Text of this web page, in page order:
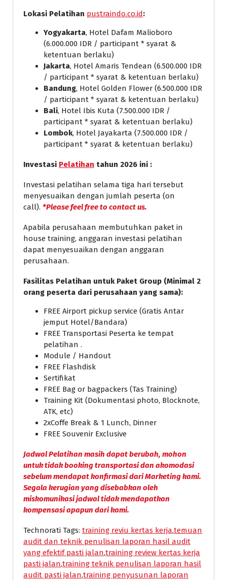
Lokasi Pelatihan pustraindo.co.id:
Yogyakarta, Hotel Dafam Malioboro
(6.000.000 IDR / participant * syarat &
ketentuan berlaku)
Jakarta, Hotel Amaris Tendean (6.500.000 IDR
/ participant * syarat & ketentuan berlaku)
Bandung, Hotel Golden Flower (6.500.000 IDR
/ participant * syarat & ketentuan berlaku)
Bali, Hotel Ibis Kuta (7.500.000 IDR /
participant * syarat & ketentuan berlaku)
Lombok, Hotel Jayakarta (7.500.000 IDR /
participant * syarat & ketentuan berlaku)
Investasi Pelatihan tahun 2026 ini :
Investasi pelatihan selama tiga hari tersebut
menyesuaikan dengan jumlah peserta (on
call). *Please feel free to contact us.
Apabila perusahaan membutuhkan paket in
house training, anggaran investasi pelatihan
dapat menyesuaikan dengan anggaran
perusahaan.
Fasilitas Pelatihan untuk Paket Group (Minimal 2
orang peserta dari perusahaan yang sama):
FREE Airport pickup service (Gratis Antar
jemput Hotel/Bandara)
FREE Transportasi Peserta ke tempat
pelatihan .
Module / Handout
FREE Flashdisk
Sertifikat
FREE Bag or bagpackers (Tas Training)
Training Kit (Dokumentasi photo, Blocknote,
ATK, etc)
2xCoffe Break & 1 Lunch, Dinner
FREE Souvenir Exclusive
Jadwal Pelatihan masih dapat berubah, mohon
untuk tidak booking transportasi dan akomodasi
sebelum mendapat konfirmasi dari Marketing kami.
Segala kerugian yang disebabkan oleh
miskomunikasi jadwal tidak mendapatkan
kompensasi apapun dari kami.
Technorati Tags: training reviu kertas kerja,temuan
audit dan teknik penulisan laporan hasil audit
yang efektif pasti jalan,training review kertas kerja
pasti jalan,training teknik penulisan laporan hasil
audit pasti jalan,training penyusunan laporan